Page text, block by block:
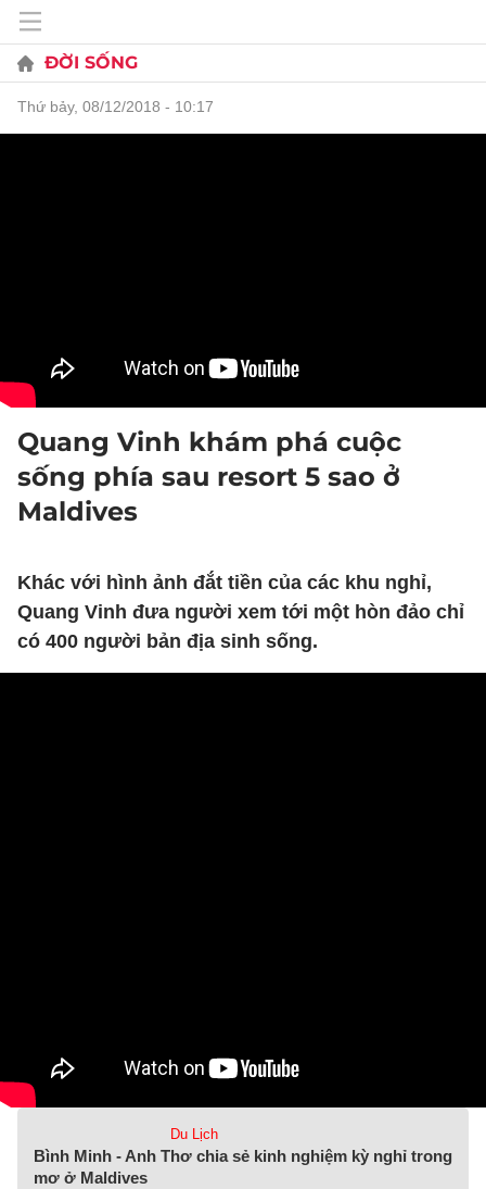
ĐỜI SỐNG
thứ bảy, 08/12/2018 - 10:17
Quang Vinh khám phá cuộc
sống phía sau resort 5 sao ở
Maldives
Khác với hình ảnh đắt tiền của các khu nghỉ,
Quang Vinh đưa người xem tới một hòn đảo chỉ
có 400 người bản địa sinh sống.
Du Lịch
Bình Minh - Anh Thơ chia sẻ kinh nghiệm kỳ nghỉ trong
mơ ở Maldives